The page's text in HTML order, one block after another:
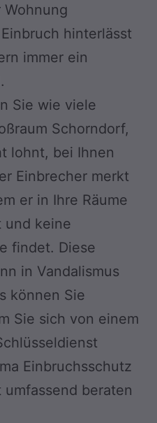
Wohnung
hinterlässt
immer ein
Sie wie viele
Schorndorf,
lohnt, bei Ihnen
Einbrecher merkt
er in Ihre Räume
und keine
findet. Diese
in Vandalismus
können Sie
Sie sich von einem
Einbruchsschutz
beraten